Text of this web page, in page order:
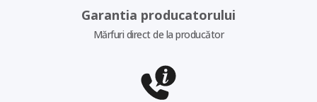
Garantia producatorului
Mărfuri direct de la producător